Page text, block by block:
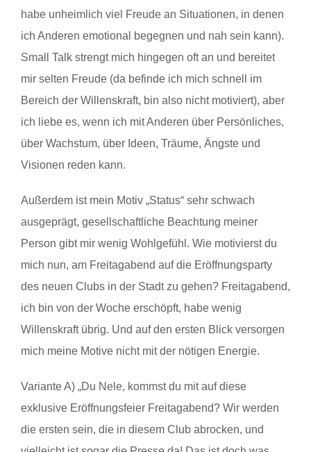
habe unheimlich viel Freude an Situationen, in denen
ich Anderen emotional begegnen und nah sein kann).
Small Talk strengt mich hingegen oft an und bereitet
mir selten Freude (da befinde ich mich schnell im
Bereich der Willenskraft, bin also nicht motiviert), aber
ich liebe es, wenn ich mit Anderen über Persönliches,
über Wachstum, über Ideen, Träume, Ängste und
Visionen reden kann.
Außerdem ist mein Motiv „Status“ sehr schwach
ausgeprägt, gesellschaftliche Beachtung meiner
Person gibt mir wenig Wohlgefühl. Wie motivierst du
mich nun, am Freitagabend auf die Eröffnungsparty
des neuen Clubs in der Stadt zu gehen? Freitagabend,
ich bin von der Woche erschöpft, habe wenig
Willenskraft übrig. Und auf den ersten Blick versorgen
mich meine Motive nicht mit der nötigen Energie.
Variante A) „Du Nele, kommst du mit auf diese
exklusive Eröffnungsfeier Freitagabend? Wir werden
die ersten sein, die in diesem Club abrocken, und